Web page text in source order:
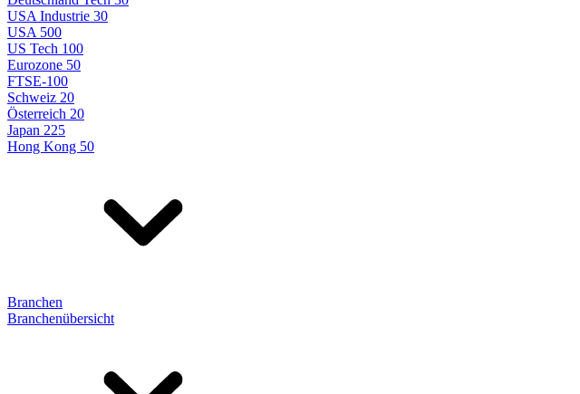
USA Industrie 30
USA 500
US Tech 100
Eurozone 50
FTSE-100
Schweiz 20
Österreich 20
Japan 225
Hong Kong 50
Branchen
Branchenübersicht